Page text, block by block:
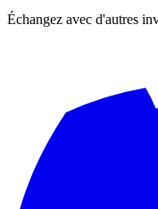
Échangez avec d'autres